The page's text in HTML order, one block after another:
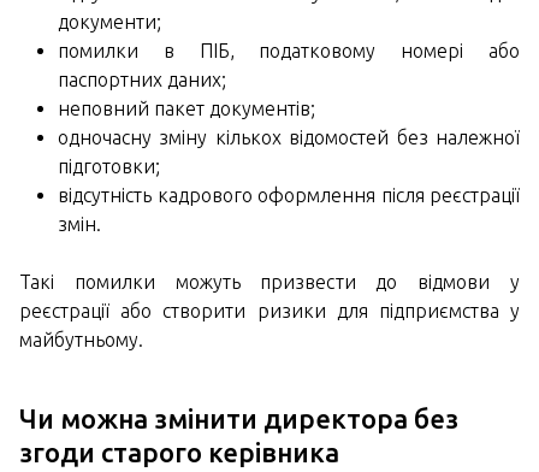
документи;
помилки в ПІБ, податковому номері або
паспортних даних;
неповний пакет документів;
одночасну зміну кількох відомостей без належної
підготовки;
відсутність кадрового оформлення після реєстрації
змін.
Такі помилки можуть призвести до відмови у
реєстрації або створити ризики для підприємства у
майбутньому.
Чи можна змінити директора без
згоди старого керівника